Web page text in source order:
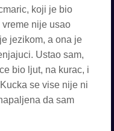
koji je bio
nije usao
jezikom, a ona je
Ustao sam,
bio ljut, na kurac, i
se vise nije ni
da sam